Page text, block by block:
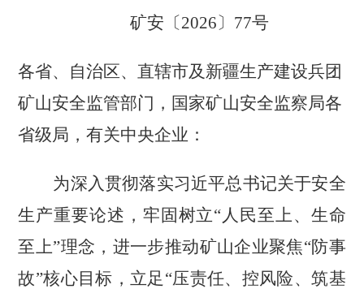
矿安〔2026〕77号
各省、自治区、直辖市及新疆生产建设兵团
矿山安全监管部门，国家矿山安全监察局各
省级局，有关中央企业：
为深入贯彻落实习近平总书记关于安全
生产重要论述，牢固树立“人民至上、生命
至上”理念，进一步推动矿山企业聚焦“防事
故”核心目标，立足“压责任、控风险、筑基